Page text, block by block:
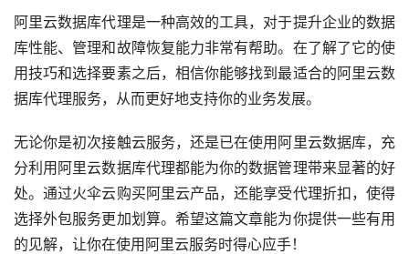
阿里云数据库代理是一种高效的工具，对于提升企业的数据
库性能、管理和故障恢复能力非常有帮助。在了解了它的使
用技巧和选择要素之后，相信你能够找到最适合的阿里云数
据库代理服务，从而更好地支持你的业务发展。
无论你是初次接触云服务，还是已在使用阿里云数据库，充
分利用阿里云数据库代理都能为你的数据管理带来显著的好
处。通过火伞云购买阿里云产品，还能享受代理折扣，使得
选择外包服务更加划算。希望这篇文章能为你提供一些有用
的见解，让你在使用阿里云服务时得心应手！